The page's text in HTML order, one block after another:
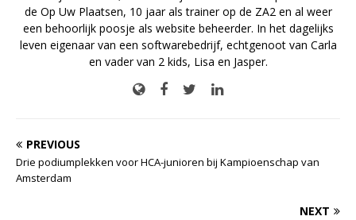
de Op Uw Plaatsen, 10 jaar als trainer op de ZA2 en al weer
een behoorlijk poosje als website beheerder. In het dagelijks
leven eigenaar van een softwarebedrijf, echtgenoot van Carla
en vader van 2 kids, Lisa en Jasper.
PREVIOUS
Drie podiumplekken voor HCA-junioren bij Kampioenschap van
Amsterdam
NEXT